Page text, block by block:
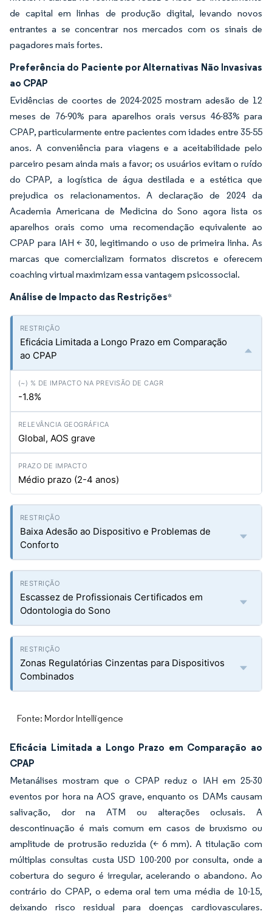
de capital em linhas de produção digital, levando novos
entrantes a se concentrar nos mercados com os sinais de
pagadores mais fortes.
Preferência do Paciente por Alternativas Não Invasivas
ao CPAP
Evidências de coortes de 2024-2025 mostram adesão de 12
meses de 76-90% para aparelhos orais versus 46-83% para
CPAP, particularmente entre pacientes com idades entre 35-55
anos. A conveniência para viagens e a aceitabilidade pelo
parceiro pesam ainda mais a favor; os usuários evitam o ruído
do CPAP, a logística de água destilada e a estética que
prejudica os relacionamentos. A declaração de 2024 da
Academia Americana de Medicina do Sono agora lista os
aparelhos orais como uma recomendação equivalente ao
CPAP para IAH < 30, legitimando o uso de primeira linha. As
marcas que comercializam formatos discretos e oferecem
coaching virtual maximizam essa vantagem psicossocial.
Análise de Impacto das Restrições*
Eficácia Limitada a Longo Prazo em Comparação
ao CPAP
-1.8%
Global, AOS grave
Médio prazo (2-4 anos)
Baixa Adesão ao Dispositivo e Problemas de
Conforto
Escassez de Profissionais Certificados em
Odontologia do Sono
Zonas Regulatórias Cinzentas para Dispositivos
Combinados
Fonte: Mordor Intelligence
Eficácia Limitada a Longo Prazo em Comparação ao
CPAP
Metanálises mostram que o CPAP reduz o IAH em 25-30
eventos por hora na AOS grave, enquanto os DAMs causam
salivação, dor na ATM ou alterações oclusais. A
descontinuação é mais comum em casos de bruxismo ou
amplitude de protrusão reduzida (< 6 mm). A titulação com
múltiplas consultas custa USD 100-200 por consulta, onde a
cobertura do seguro é irregular, acelerando o abandono. Ao
contrário do CPAP, o edema oral tem uma média de 10-15,
deixando risco residual para doenças cardiovasculares.